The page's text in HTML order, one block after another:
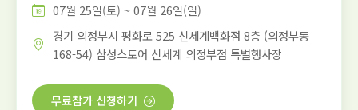
07월 25일(토) ~ 07월 26일(일)
경기 의정부시 평화로 525 신세계백화점 8층 (의정부동
168-54) 삼성스토어 신세계 의정부점 특별행사장
무료참가 신청하기